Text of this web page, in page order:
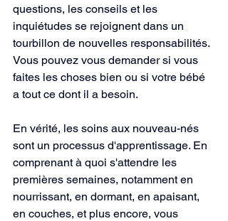
questions, les conseils et les
inquiétudes se rejoignent dans un
tourbillon de nouvelles responsabilités.
Vous pouvez vous demander si vous
faites les choses bien ou si votre bébé
a tout ce dont il a besoin.
En vérité, les soins aux nouveau-nés
sont un processus d'apprentissage. En
comprenant à quoi s'attendre les
premières semaines, notamment en
nourrissant, en dormant, en apaisant,
en couches, et plus encore, vous